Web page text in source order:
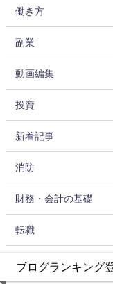
働き方
副業
動画編集
投資
新着記事
消防
財務・会計の基礎
転職
ブログランキング